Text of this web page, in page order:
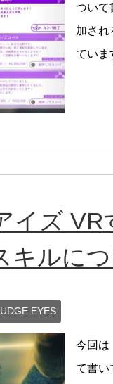
ついて
加され
ていま
イズ
キルに
EYES
今回は
て書い